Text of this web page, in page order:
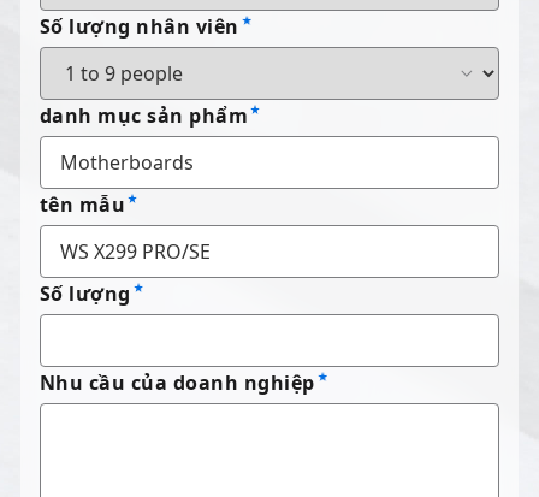
Số lượng nhân viên
danh mục sản phẩm
tên mẫu
Số lượng
Nhu cầu của doanh nghiệp